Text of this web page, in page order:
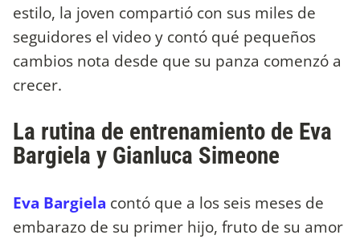
estilo, la joven compartió con sus miles de
seguidores el video y contó qué pequeños
cambios nota desde que su panza comenzó a
crecer.
La rutina de entrenamiento de Eva
Bargiela y Gianluca Simeone
Eva Bargiela contó que a los seis meses de
embarazo de su primer hijo, fruto de su amor